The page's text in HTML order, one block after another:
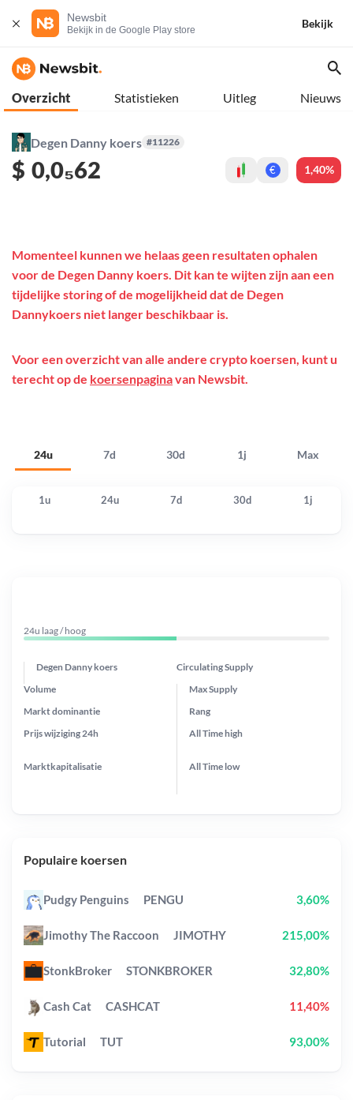
Newsbit
Bekijk in de Google Play store
Bekijk
Overzicht Statistieken Uitleg Nieuws
Degen Danny koers #11226
$ 0,0₅62 € 1,40%
24u 7d 30d 1j Max
Momenteel kunnen we helaas geen resultaten ophalen
voor de Degen Danny koers. Dit kan te wijten zijn aan een
tijdelijke storing of de mogelijkheid dat de Degen
Dannykoers niet langer beschikbaar is.
Voor een overzicht van alle andere crypto koersen, kunt u
terecht op de koersenpaginavan Newsbit.
1u 24u 7d 30d 1j
24u laag / hoog
Degen Danny koers Circulating Supply
Prijs wijziging 24h
Max Supply
Markt dominantie
Marktkapitalisatie
Volume
Rang
All Timehigh
All Time low
Populaire koersen
Pudgy Penguins PENGU 3,60%
Jimothy The Raccoon JIMOTHY 215,00%
StonkBroker STONKBROKER 32,80%
Cash Cat CASHCAT 11,40%
Tutorial TUT 93,00%